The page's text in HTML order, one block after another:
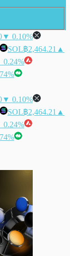
▼ 0.10%
SOL฿2,464.21 ▲
0.24%
▼ 0.10%
SOL฿2,464.21 ▲
0.24%